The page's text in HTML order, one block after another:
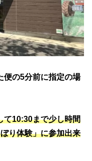
便の5分前に指定の場
て10:30まで少し時間
り体験」に参加出来